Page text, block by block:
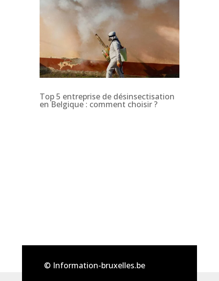
Top 5 entreprise de désinsectisation
en Belgique : comment choisir ?
© Information-bruxelles.be